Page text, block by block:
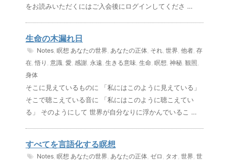
をお読みいただくにはご入会後にログインしてくださ …
生命の木漏れ日
Notes, 瞑想 あなたの世界, あなたの正体, それ, 世界, 他者, 存
在,悟り , 意識, 愛, 感謝, 永遠, 生きる意味, 生命, 瞑想, 神秘, 観照,
身体
そこに見えているものに 「私にはこのように見えている」
そこで聴こえている音に 「私にはこのように聴こえてい
る」 そのようにして 世界が自分なりに浮かんでいるこ …
すべてを言語化する瞑想
Notes, 瞑想 あなたの世界, あなたの正体, ゼロ , タオ, 世界, 世